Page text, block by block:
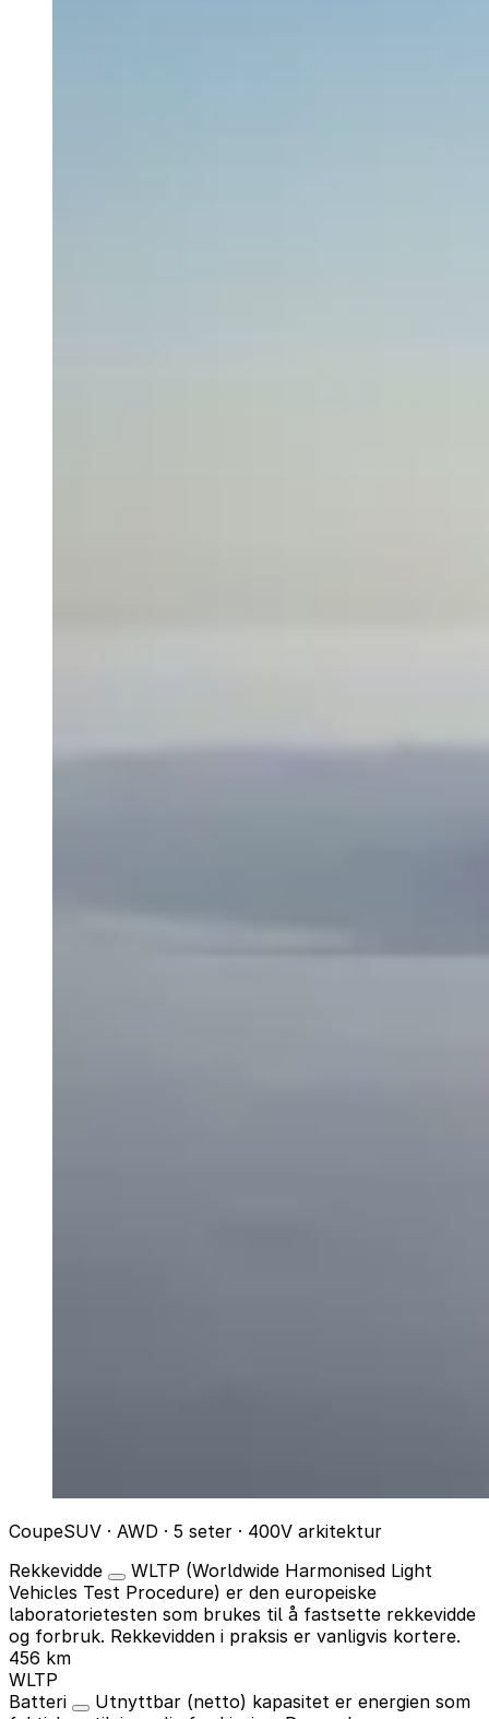
CoupeSUV · AWD · 5 seter · 400V arkitektur
Rekkevidde
WLTP (Worldwide Harmonised Light
Vehicles Test Procedure) er den europeiske
laboratorietesten som brukes til å fastsette rekkevidde
og forbruk. Rekkevidden i praksis er vanligvis kortere.
456 km
WLTP
Batteri
Utnyttbar (netto) kapasitet er energien som